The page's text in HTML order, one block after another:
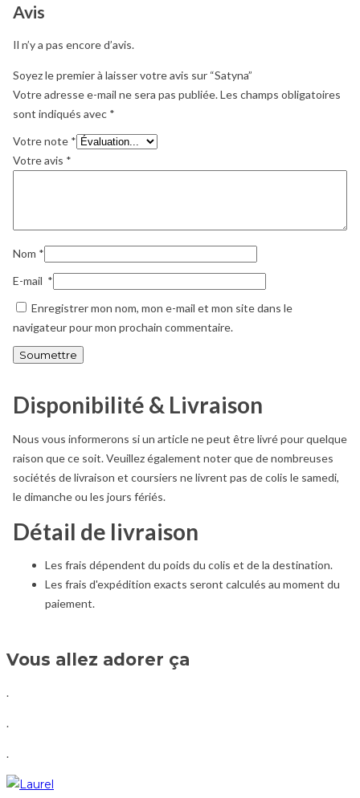
Avis
Il n’y a pas encore d’avis.
Soyez le premier à laisser votre avis sur “Satyna”
Votre adresse e-mail ne sera pas publiée.Les champs obligatoires
sont indiqués avec *
Votre note *
Votre avis *
Nom *
E-mail *
Enregistrer mon nom, mon e-mail et mon site dans le
navigateur pour mon prochain commentaire.
Disponibilité & Livraison
Nous vous informerons si un article ne peut être livré pour quelque
raison que ce soit. Veuillez également noter que de nombreuses
sociétés de livraison et coursiers ne livrent pas de colis le samedi,
le dimanche ou les jours fériés.
Détail de livraison
Les frais dépendent du poids du colis et de la destination.
Les frais d'expédition exacts seront calculés au moment du
paiement.
Vous allez adorer ça
.
.
.